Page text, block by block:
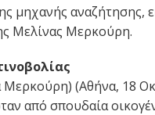
μηχανής αναζήτησης,
Μελίνας Μερκούρη.
(Αθήνα, 18
από σπουδαία